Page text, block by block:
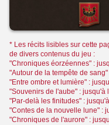
* Les récits lisibles sur cette
de divers contenus du jeu :
"Chroniques éorzéennes" :
"Autour de la tempête de
"Entre ombre et lumière" :
"Souvenirs de l'aube" : jusqu'à
"Par-delà les finitudes" :
"Contes de la nouvelle lune" :
"Chroniques de l'aurore" :